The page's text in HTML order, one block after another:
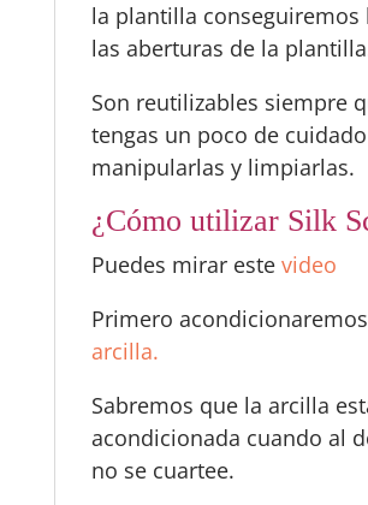
la plantilla conseguiremos
las aberturas de la
Son reutilizables siempre
tengas un poco de
manipularlas y limpiarlas.
¿Cómo utilizar Silk
Puedes mirar este video
Primero
arcilla.
Sabremos que la arcilla
acondicionada cuando al
no se cuartee.